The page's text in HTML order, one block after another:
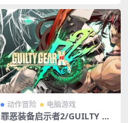
动作冒险 电脑游戏
罪恶装备启示者2/GUILTY GE